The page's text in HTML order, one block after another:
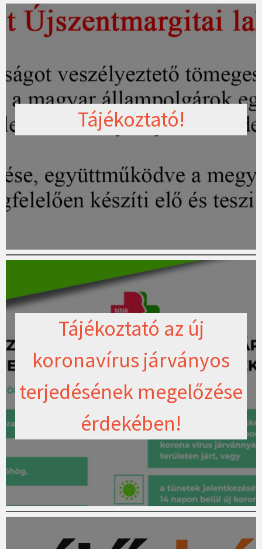
Tájékoztató!
Tájékoztató az új
koronavírus járványos
terjedésének megelőzése
érdekében!